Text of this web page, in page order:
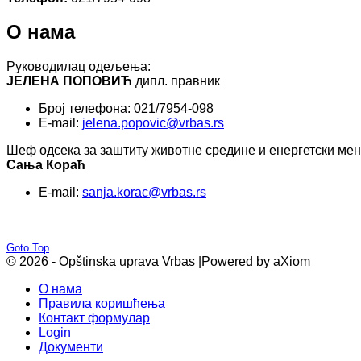
О нама
Руководилац одељења:
ЈЕЛЕНА ПОПОВИЋ дипл. правник
Број телефона: 021/7954-098
E-mail: jelena.popovic@vrbas.rs
Шеф одсека за заштиту животне средине и енергетски
Сања Кораћ
E-mail: sanja.korac@vrbas.rs
Goto Top
© 2026 - Opštinska uprava Vrbas | Powered by aXiom
О нама
Правила коришћења
Контакт формулар
Login
Документи